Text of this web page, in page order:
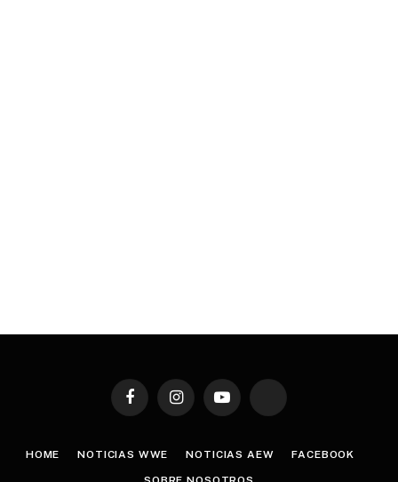
FacebookInstagramYouTube TikTok
HOME NOTICIAS WWE NOTICIAS AEW FACEBOOK